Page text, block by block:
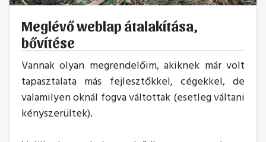
Meglévő weblap átalakítása,
bővítése
Vannak olyan megrendelőim, akiknek már volt
tapasztalata más fejlesztőkkel, cégekkel, de
valamilyen oknál fogva váltottak (esetleg váltani
kényszerültek).